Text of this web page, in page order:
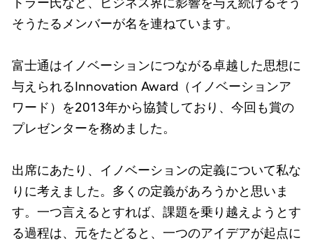
トラー氏など、ビジネス界に影響を与え続けるそう
そうたるメンバーが名を連ねています。
富士通はイノベーションにつながる卓越した思想に
与えられるInnovation Award（イノベーションア
ワード）を2013年から協賛しており、今回も賞の
プレゼンターを務めました。
出席にあたり、イノベーションの定義について私な
りに考えました。多くの定義があろうかと思いま
す。一つ言えるとすれば、課題を乗り越えようとす
る過程は、元をたどると、一つのアイデアが起点に